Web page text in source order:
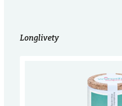
Longlivety